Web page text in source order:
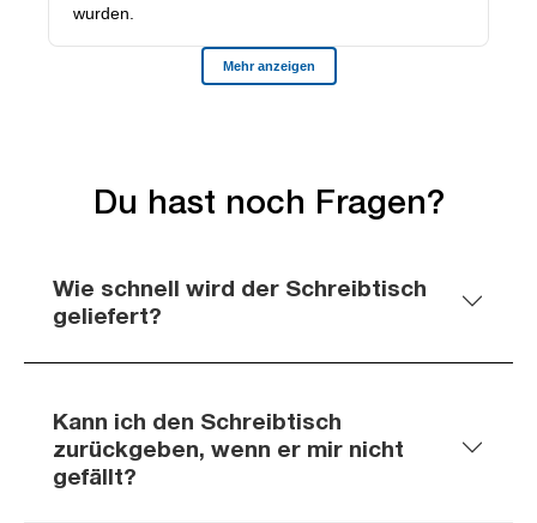
Du hast noch Fragen?
Wie schnell wird der Schreibtisch
geliefert?
Kann ich den Schreibtisch
zurückgeben, wenn er mir nicht
gefällt?